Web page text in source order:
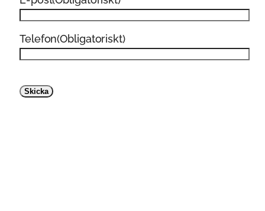
Telefon(Obligatoriskt)